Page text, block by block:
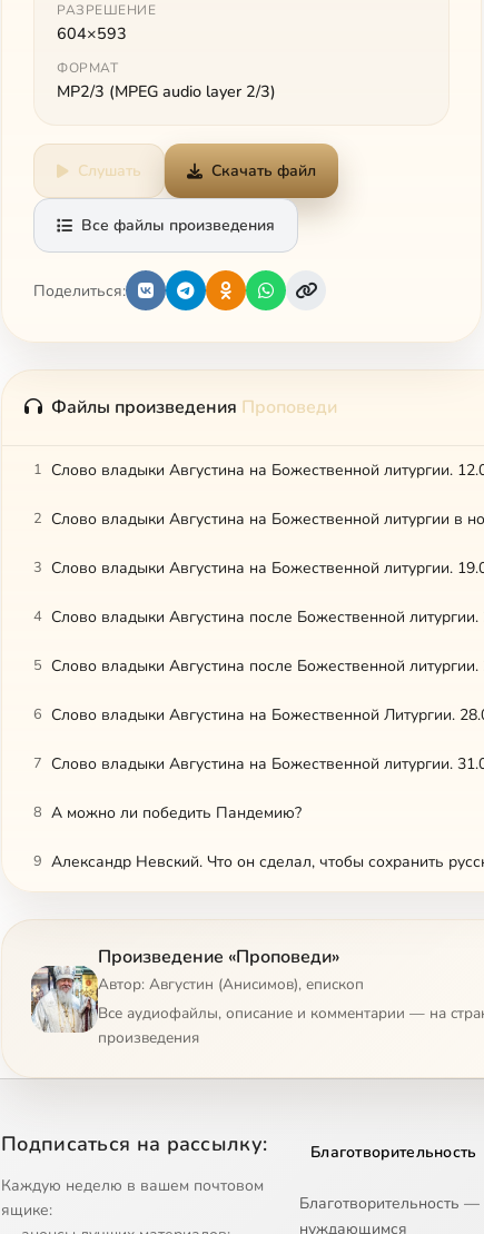
РАЗРЕШЕНИЕ
604×593
ФОРМАТ
MP2/3 (MPEG audio layer 2/3)
Слушать Скачать файл
Все файлы произведения
Поделиться:
Файлы произведения Проповеди
1 Слово владыки Августина на Божественной литургии.
2
3 Слово владыки Августина на Божественной литургии.
4 Слово владыки Августина после Божественной литургии.
5 Слово владыки Августина после Божественной литургии.
6 Слово владыки Августина на Божественной Литургии.
7 Слово владыки Августина на Божественной литургии.
8 А можно ли победить Пандемию?
9 Александр Невский. Что он сделал, чтобы сохранить
Где есть Царство человеческое?
12 Автономный мир человека. Как объединить людей!
15 Беседа о браке и семье (Часть 2)
16 Беседа о браке и семье (Часть 3)
Произведение «Проповеди»
Автор: Августин (Анисимов), епископ
Все аудиофайлы, описание и комментарии — на
произведения
Подписаться на рассылку:
Каждую неделю в вашем почтовом
ящике:
Благотворительность
Благотворительность
нуждающимся